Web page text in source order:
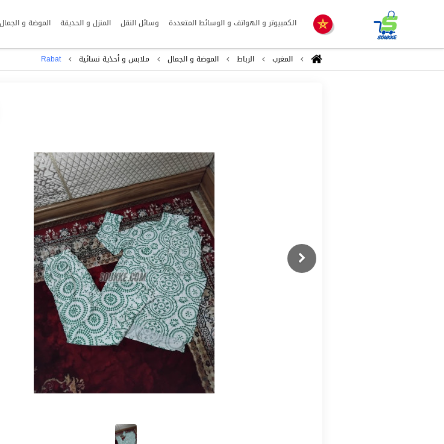
الكمبيوتر و الهواتف و الوسائط المتعددة وسائل النقل المنزل و الحديقة الموضة و الجمال
المغرب الرباط الموضة و الجمال ملابس و أحذية نسائية Rabat
Previous